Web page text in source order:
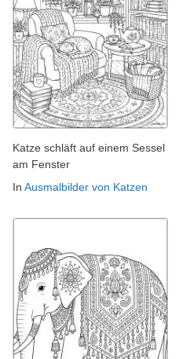
Katze schläft auf einem Sessel
am Fenster
In Ausmalbilder von Katzen